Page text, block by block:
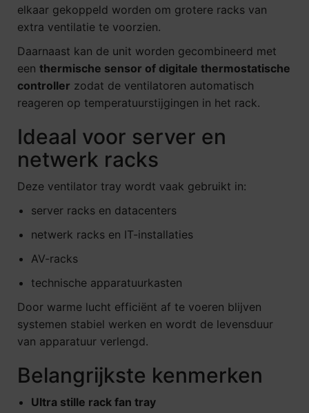
elkaar gekoppeld worden om grotere racks van
extra ventilatie te voorzien.
Daarnaast kan de unit worden gecombineerd met
een thermische sensor of digitale thermostatische
controller zodat de ventilatoren automatisch
reageren op temperatuurstijgingen in het rack.
Ideaal voor server en
netwerk racks
Deze ventilator tray wordt vaak gebruikt in:
server racks en datacenters
netwerk racks en IT-installaties
AV-racks
technische apparatuurkasten
Door warme lucht efficiënt af te voeren blijven
systemen stabiel werken en wordt de levensduur
van apparatuur verlengd.
Belangrijkste kenmerken
Ultra stille rack fan tray